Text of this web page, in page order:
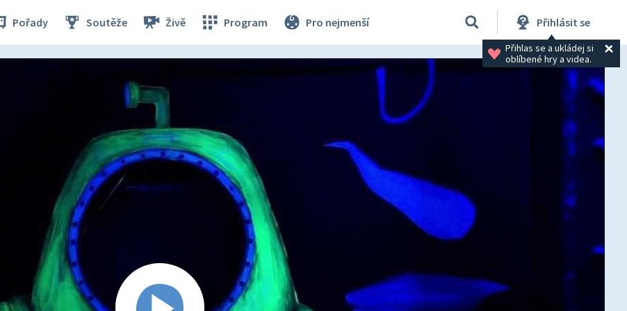
Pořady Soutěže Živě Program Pro nejmenší Přihlásit se
Přihlas se a ukládej si
oblíbené hry a videa.